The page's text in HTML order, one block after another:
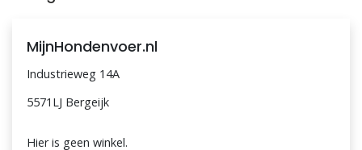
MijnHondenvoer.nl
Industrieweg 14A
5571LJ Bergeijk
Hier is geen winkel.